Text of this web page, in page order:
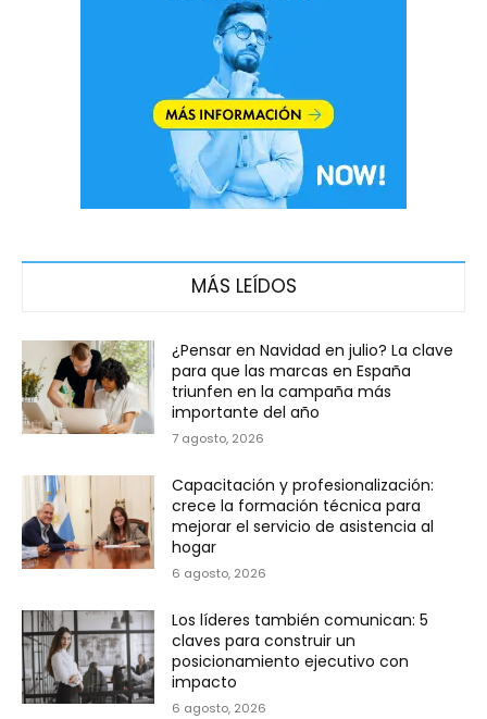
MÁS LEÍDOS
¿Pensar en Navidad en julio? La clave
para que las marcas en España
triunfen en la campaña más
importante del año
7 agosto, 2026
Capacitación y profesionalización:
crece la formación técnica para
mejorar el servicio de asistencia al
hogar
6 agosto, 2026
Los líderes también comunican: 5
claves para construir un
posicionamiento ejecutivo con
impacto
6 agosto, 2026